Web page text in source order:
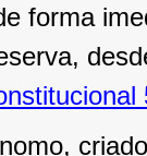
forma